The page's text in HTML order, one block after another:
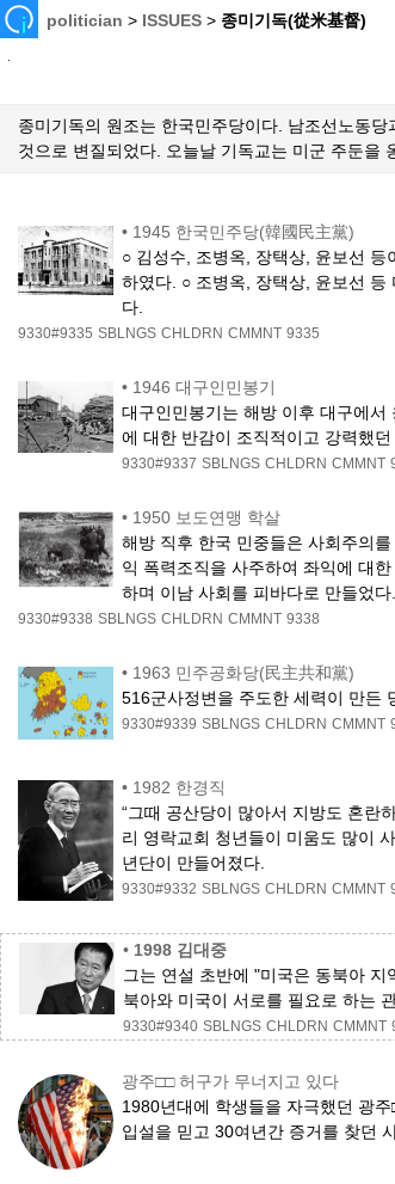
politician > ISSUES > 종미기독(從米基督)
종미기독의 원조는 한국민주당이다. 남조선노동
것으로 변질되었다. 오늘날 기독교는 미군 주둔을
• 1945 한국민주당(韓國民主黨)
○ 김성수, 조병옥, 장택상, 윤보선
하였다. ○ 조병옥, 장택상, 윤보선
다.
9330#9335 SBLNGS CHLDRN CMMNT 9335
• 1946 대구인민봉기
대구인민봉기는 해방 이후 대구에
에 대한 반감이 조직적이고 강력했
9330#9337 SBLNGS CHLDRN CMMNT
• 1950 보도연맹 학살
해방 직후 한국 민중들은 사회주의
익 폭력조직을 사주하여 좌익에 대
하며 이남 사회를 피바다로 만들었다.
9330#9338 SBLNGS CHLDRN CMMNT 9338
• 1963 민주공화당(民主共和黨)
516군사정변을 주도한 세력이 만든
9330#9339 SBLNGS CHLDRN CMMNT
• 1982 한경직
“그때 공산당이 많아서 지방도 혼란
리 영락교회 청년들이 미움도 많이
년단이 만들어졌다.
9330#9332 SBLNGS CHLDRN CMMNT
• 1998 김대중
그는 연설 초반에 "미국은 동북아
북아와 미국이 서로를 필요로 하는
9330#9340 SBLNGS CHLDRN CMMNT
광주□□ 허구가 무너지고 있다
1980년대에 학생들을 자극했던 광
입설을 믿고 30여년간 증거를 찾던